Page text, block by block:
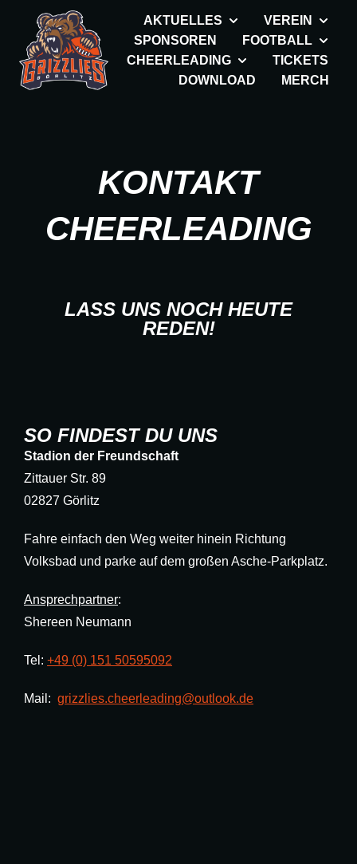
AKTUELLES
VEREIN
SPONSOREN
FOOTBALL
CHEERLEADING
TICKETS
DOWNLOAD
MERCH
KONTAKT
CHEERLEADING
LASS UNS NOCH HEUTE
REDEN!
SO FINDEST DU UNS
Stadion der Freundschaft
Zittauer Str. 89
02827 Görlitz
Fahre einfach den Weg weiter hinein Richtung
Volksbad und parke auf dem großen Asche-Parkplatz.
Ansprechpartner:
Shereen Neumann
Tel: +49 (0) 151 50595092
Mail: grizzlies.cheerleading@outlook.de